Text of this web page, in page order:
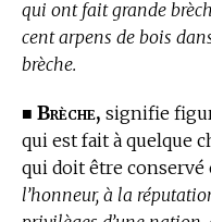
qui ont fait grande
cent arpens de bois
brèche.
■ Brèche, signifie
qui est fait à quelque
qui doit être conservé
l’honneur, à la